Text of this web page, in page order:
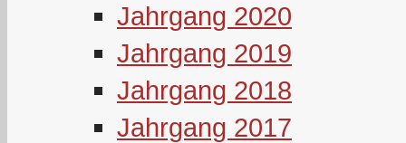
Jahrgang 2020
Jahrgang 2019
Jahrgang 2018
Jahrgang 2017